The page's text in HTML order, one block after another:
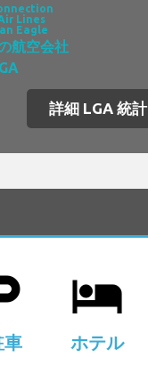
Lines
Eagle
航空会社
詳細 LGA 統計
local_parking
車
local_hotel
ホテル